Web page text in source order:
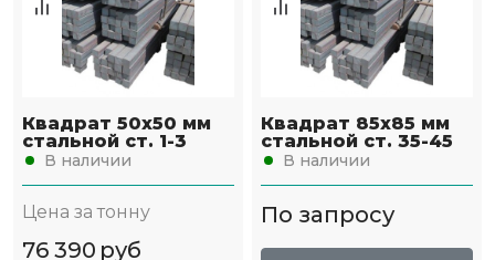
Квадрат 50х50 мм
стальной ст. 1-3
В наличии
Цена за тонну
76 390 руб
Квадрат 85х85 мм
стальной ст. 35-45
В наличии
По запросу